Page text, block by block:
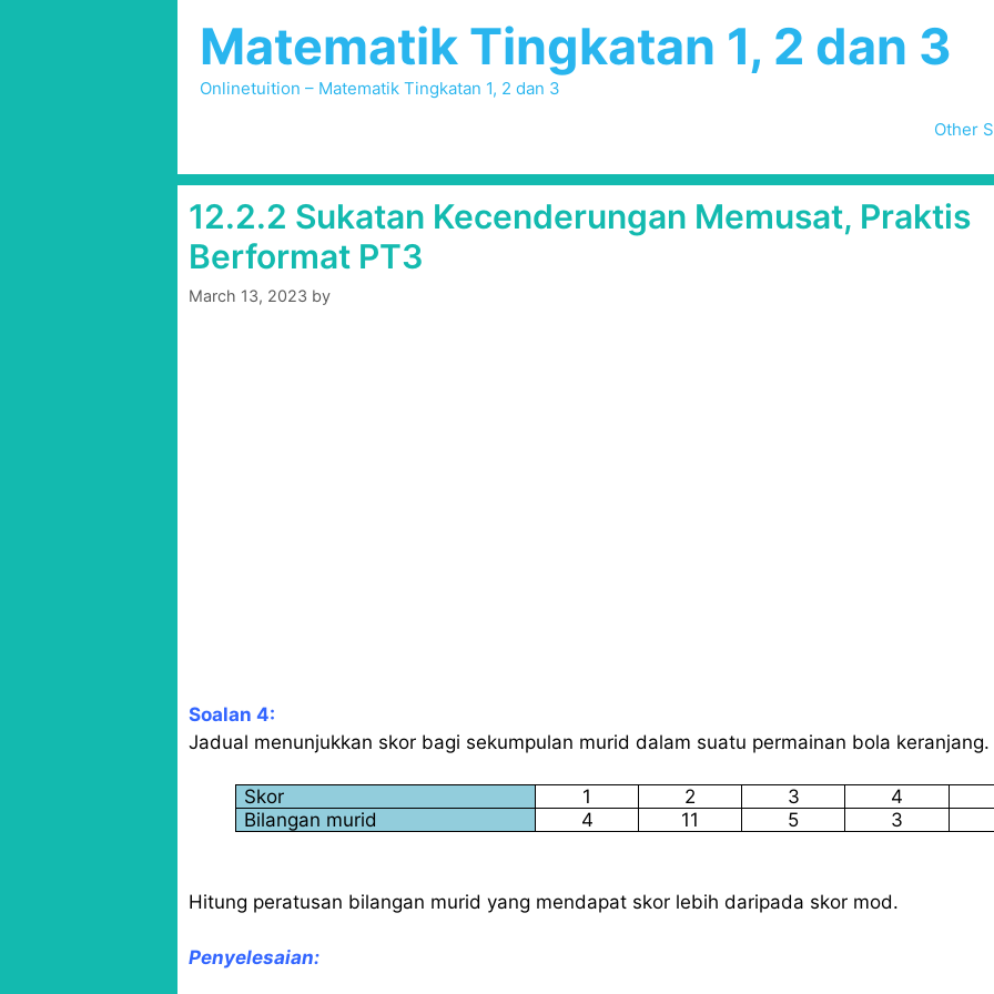
Matematik Tingkatan 1, 2 dan 3
Onlinetuition – Matematik Tingkatan 1, 2 dan 3
Other
12.2.2 Sukatan Kecenderungan Memusat, Praktis
Berformat PT3
March 13, 2023 by
Soalan 4:
Jadual menunjukkan skor bagi sekumpulan murid dalam suatu permainan bola keranjang.
Skor 1 2 3
4
Bilangan murid
4 11 5 3
Hitung peratusan bilangan murid yang mendapat skor lebih daripada skor mod.
Penyelesaian: